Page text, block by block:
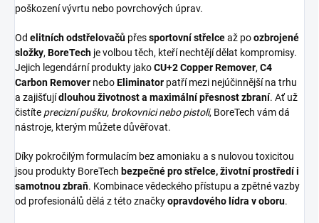
poškození vývrtu nebo povrchových úprav.
Od elitních odstřelovačů přessportovní střelceaž poozbrojené
složky, BoreTech je volbou těch, kteří nechtějí dělat kompromisy.
Jejich legendární produkty jakoCU+2 Copper Remover, C4
Carbon Remover neboEliminator patří mezi nejúčinnější na trhu
a zajišťujídlouhou životnost a maximální přesnost zbraní. Ať už
čistíte precizní pušku, brokovnici nebo pistoli, BoreTech vám dá
nástroje, kterým můžete důvěřovat.
Díky pokročilým formulacím bez amoniaku a s nulovou toxicitou
jsou produkty BoreTech bezpečné pro střelce, životní prostředí i
samotnou zbraň. Kombinace vědeckého přístupu a zpětné vazby
od profesionálů dělá z této značkyopravdového lídra v oboru.